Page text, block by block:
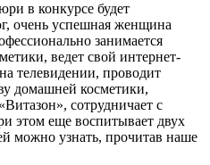
в конкурсе будет
очень успешная женщина
занимается
ведет свой интернет-
телевидении, проводит
домашней косметики,
сотрудничает с
этом еще воспитывает двух
можно узнать, прочитав наше